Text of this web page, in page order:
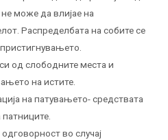
може да влијае на
Распределбата на собите се
од слободните места и
на истите.
на патувањето- средствата
во случај